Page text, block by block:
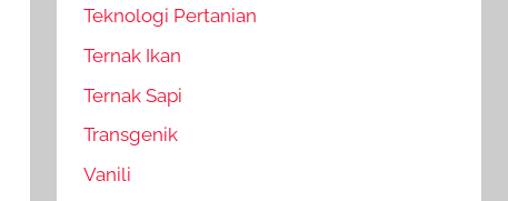
Teknologi Pertanian
Ternak Ikan
Ternak Sapi
Transgenik
Vanili